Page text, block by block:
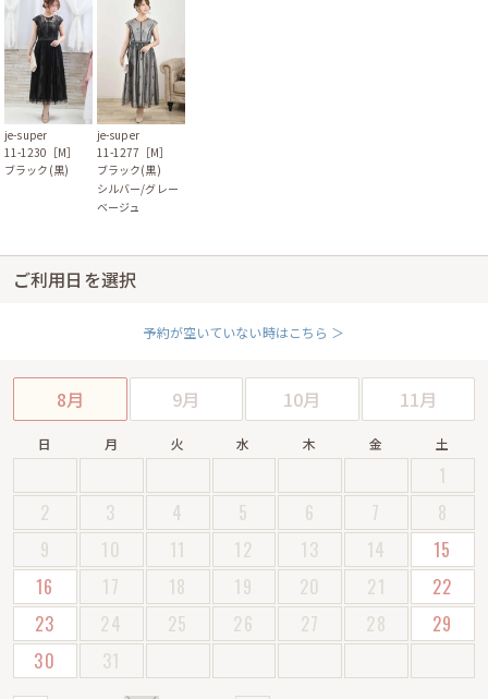
je-super
11-1230［M］
ブラック(黒)
je-super
11-1277［M］
ブラック(黒)
シルバー/グレー
ベージュ
ご利用日を選択
予約が空いていない時はこちら ＞
8月 9月 10月 11月
日 月 火 水 木 金 土
1
2
3 4 5 6 7
8
9
10 11 12 13 14
15
16
17 18 19 20 21
22
23
24 25 26 27 28
29
30
31